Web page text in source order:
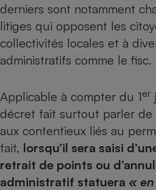
derniers sont notamment
litiges qui opposent les
collectivités locales et à
administratifs comme le fisc.
Applicable à compter du 1er
décret fait surtout parler de
aux contentieux liés au
fait, lorsqu’il sera saisi
retrait de points ou
administratif statuera «